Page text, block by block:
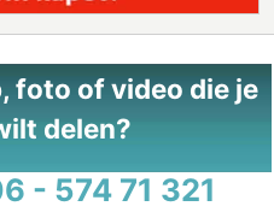
foto of video die je
delen?
- 574 71 321